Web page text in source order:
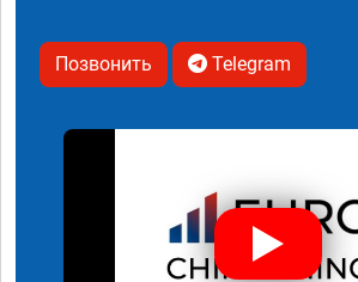
Позвонить Telegram